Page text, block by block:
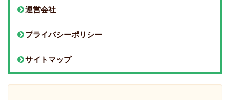
運営会社
プライバシーポリシー
サイトマップ